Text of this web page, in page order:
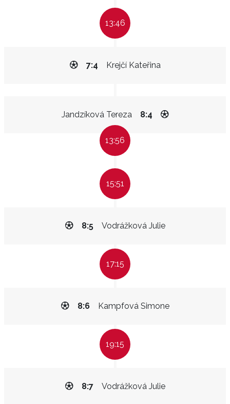
13:46
Krejčí Kateřina
7:4
Jandzíková Tereza 8:4
13:56
15:51
Vodrážková Julie
8:5
17:15
Kampfová Simone
8:6
19:15
Vodrážková Julie
8:7